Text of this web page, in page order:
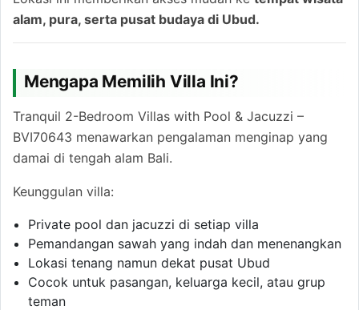
alam, pura, serta pusat budaya di Ubud.
Mengapa Memilih Villa Ini?
Tranquil 2-Bedroom Villas with Pool & Jacuzzi –
BVI70643 menawarkan pengalaman menginap yang
damai di tengah alam Bali.
Keunggulan villa:
Private pool dan jacuzzi di setiap villa
Pemandangan sawah yang indah dan menenangkan
Lokasi tenang namun dekat pusat Ubud
Cocok untuk pasangan, keluarga kecil, atau grup
teman